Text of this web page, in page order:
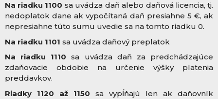
Na riadku 1100 sa uvádza daň alebo daňová licencia, tj.
nedoplatok dane ak vypočítaná daň presiahne 5 €, ak
nepresiahne túto sumu uvedie sa na tomto riadku 0.
Na riadku 1101 sa uvádza daňový preplatok
Na riadku 1110sa uvádza daň za predchádzajúce
zdaňovacie obdobie na určenie výšky platenia
preddavkov.
Riadky 1120 až 1150 sa vypĺňajú len ak daňovník